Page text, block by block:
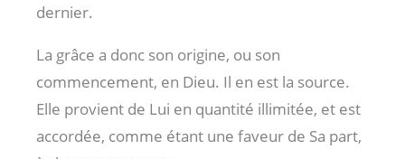
dernier.
La grâce a donc son origine, ou son
commencement, en Dieu. Il en est la source.
Elle provient de Lui en quantité illimitée, et est
accordée, comme étant une faveur de Sa part,